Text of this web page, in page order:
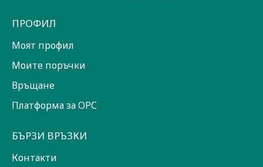
ПРОФИЛ
Моят профил
Моите поръчки
Връщане
Платформа за ОРС
БЪРЗИ ВРЪЗКИ
Контакти